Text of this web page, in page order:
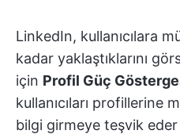
LinkedIn, kullanıcılara
kadar yaklaştıklarını
için Profil Güç
kullanıcıları profillerine
bilgi girmeye teşvik eder